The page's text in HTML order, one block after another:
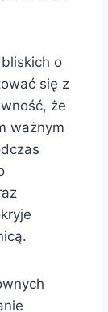
o
się z
że
ważnym